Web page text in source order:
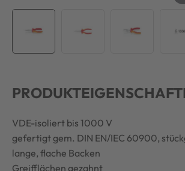
VDE-isoliert bis 1000 V
gefertigt gem. DIN EN/IEC 60900,
lange, flache Backen
Greifflächen gezahnt